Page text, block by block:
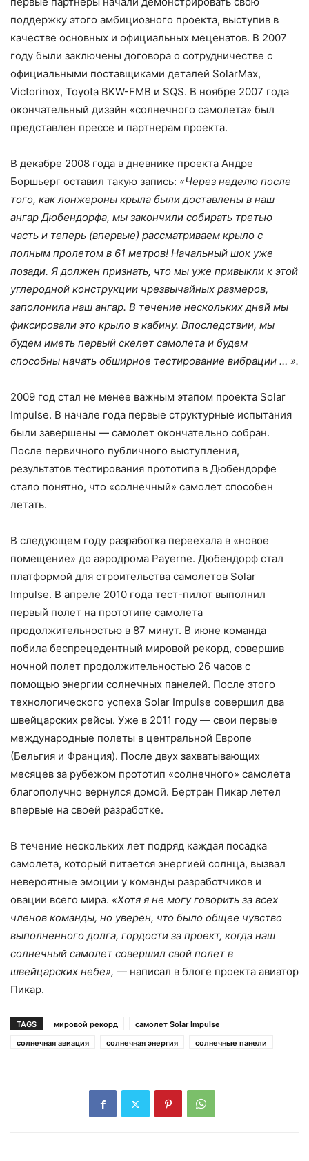
поддержку этого амбициозного проекта, выступив в
качестве основных и официальных меценатов. В 2007
году были заключены договора о сотрудничестве с
официальными поставщиками деталей SolarMax,
Victorinox, Toyota BKW-FMB и SQS. В ноябре 2007 года
окончательный дизайн «солнечного самолета» был
представлен прессе и партнерам проекта.
В декабре 2008 года в дневнике проекта Андре
Боршьерг оставил такую ​​запись: «Через неделю после
того, как лонжероны крыла были доставлены в наш
ангар Дюбендорфа, мы закончили собирать третью
часть и теперь (впервые) рассматриваем крыло с
полным пролетом в 61 метров! Начальный шок уже
позади. Я должен признать, что мы уже привыкли к этой
углеродной конструкции чрезвычайных размеров,
заполонила наш ангар. В течение нескольких дней мы
фиксировали это крыло в кабину. Впоследствии, мы
будем иметь первый скелет самолета и будем
способны начать обширное тестирование вибрации … ».
2009 год стал не менее важным этапом проекта Solar
Impulse. В начале года первые структурные испытания
были завершены — самолет окончательно собран.
После первичного публичного выступления,
результатов тестирования прототипа в Дюбендорфе
стало понятно, что «солнечный» самолет способен
летать.
В следующем году разработка переехала в «новое
помещение» до аэродрома Payerne. Дюбендорф стал
платформой для строительства самолетов Solar
Impulse. В апреле 2010 года тест-пилот выполнил
первый полет на прототипе самолета
продолжительностью в 87 минут. В июне команда
побила беспрецедентный мировой рекорд, совершив
ночной полет продолжительностью 26 часов с
помощью энергии солнечных панелей. После этого
технологического успеха Solar Impulse совершил два
швейцарских рейсы. Уже в 2011 году — свои первые
международные полеты в центральной Европе
(Бельгия и Франция). После двух захватывающих
месяцев за рубежом прототип «солнечного» самолета
благополучно вернулся домой. Бертран Пикар летел
впервые на своей разработке.
В течение нескольких лет подряд каждая посадка
самолета, который питается энергией солнца, вызвал
невероятные эмоции у команды разработчиков и
овации всего мира. «Хотя я не могу говорить за всех
членов команды, но уверен, что было общее чувство
выполненного долга, гордости за проект, когда наш
солнечный самолет совершил свой полет в
швейцарских небе», — написал в блоге проекта авиатор
Пикар.
TAGS мировой рекорд
самолет Solar Impulse
солнечная авиация
солнечная энергия солнечные панели